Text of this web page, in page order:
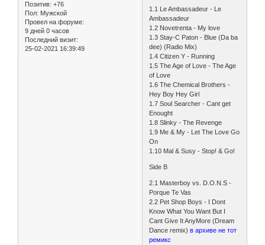
Позитив: +76
Пол: Мужской
Провел на форуме:
9 дней 0 часов
Последний визит:
25-02-2021 16:39:49
1.1 Le Ambassadeur - Le
Ambassadeur
1.2 Novetrenta - My love
1.3 Stay-C Paton - Blue (Da ba
dee) (Radio Mix)
1.4 Citizen Y - Running
1.5 The Age of Love - The Age
of Love
1.6 The Chemical Brothers -
Hey Boy Hey Girl
1.7 Soul Searcher - Cant get
Enought
1.8 Slinky - The Revenge
1.9 Me & My - Let The Love Go
On
1.10 Mal & Susy - Stop! & Go!
Side B
2.1 Masterboy vs. D.O.N.S -
Porque Te Vas
2.2 Pet Shop Boys - I Dont
Know What You Want But I
Cant Give It AnyMore (Dream
Dance remix)в архиве не тот
ремикс